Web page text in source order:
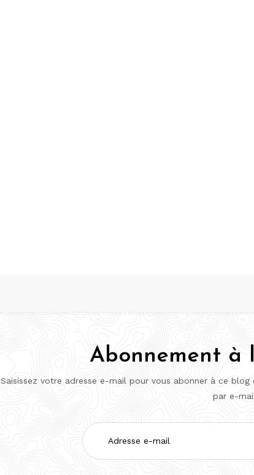
Abonnement à
Saisissez votre adresse e-mail pour vous abonner à ce
par e-
Adresse
e-
mail